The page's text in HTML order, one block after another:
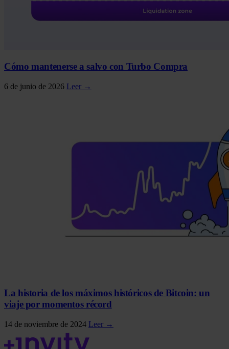
Cómo mantenerse a salvo con Turbo Compra
6 de junio de 2026 Leer →
La historia de los máximos históricos de Bitcoin: un
viaje por momentos récord
14 de noviembre de 2024 Leer →